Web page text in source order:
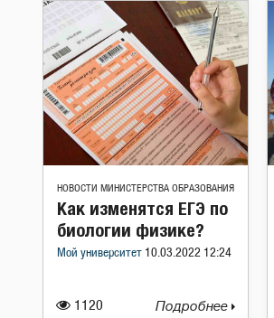
НОВОСТИ МИНИСТЕРСТВА ОБРАЗОВАНИЯ
1120
Как изменятся ЕГЭ по
биологии физике?
Мой университет 10.03.2022 12:24
Подробнее